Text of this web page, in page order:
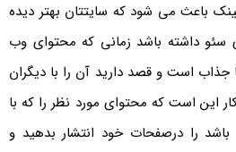
باعث می شود که سایتتان بهتر دیده
سئو داشته باشد زمانی که محتوای وب
است و قصد دارید آن را با دیگران
این است که محتوای مورد نظر را که با
را درصفحات خود انتشار بدهید و